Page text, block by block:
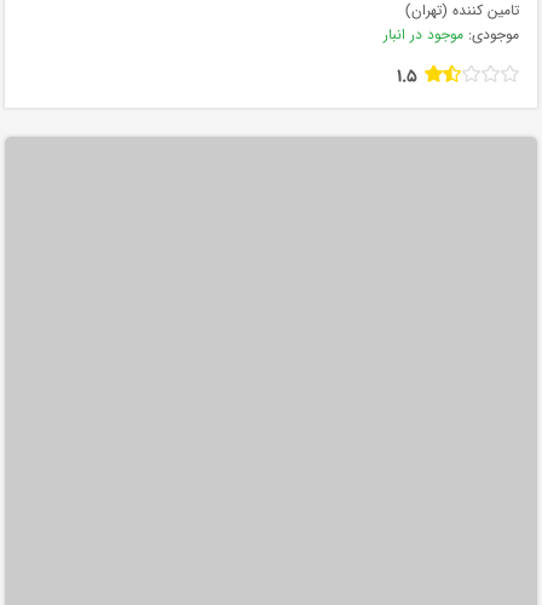
تامین کننده (تهران)
موجودی: موجود در انبار
1.5